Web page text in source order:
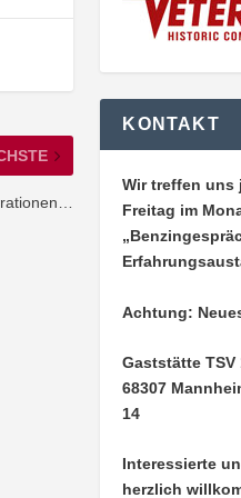
KONTAKT
Wir treffen uns
Freitag im
Achtung:
Gaststätte TSV
68307
14
Interessierte
herzlich